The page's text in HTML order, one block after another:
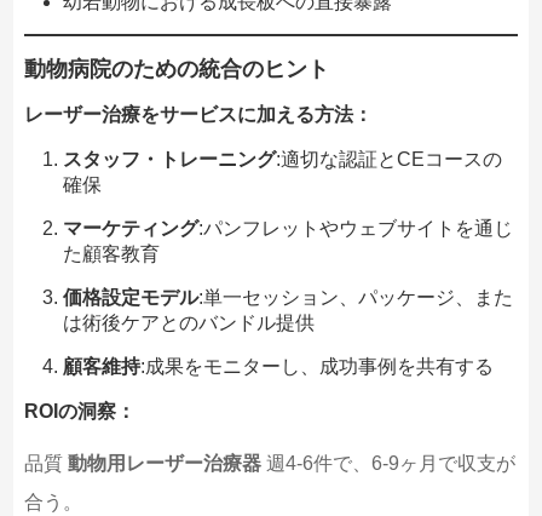
動物病院のための統合のヒント
レーザー治療をサービスに加える方法：
スタッフ・トレーニング:適切な認証とCEコースの
確保
マーケティング:パンフレットやウェブサイトを通じ
た顧客教育
価格設定モデル:単一セッション、パッケージ、また
は術後ケアとのバンドル提供
顧客維持:成果をモニターし、成功事例を共有する
ROIの洞察：
品質 動物用レーザー治療器週4-6件で、6-9ヶ月で収支が
合う。